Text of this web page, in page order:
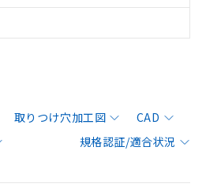
取りつけ穴加工図
CAD
規格認証/適合状況